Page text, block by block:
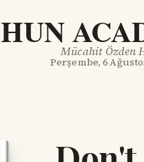
HUNMücahit Özden
Perşembe, 6